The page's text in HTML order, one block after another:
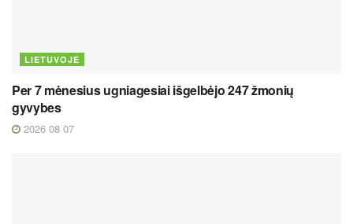
LIETUVOJE
Per 7 mėnesius ugniagesiai išgelbėjo 247 žmonių
gyvybes
2026 08 07